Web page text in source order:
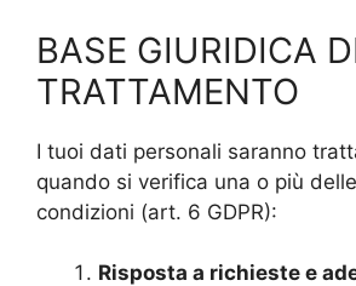
BASE GIURIDICA
TRATTAMENTO
I tuoi dati personali saranno
quando si verifica una o più
condizioni (art. 6 GDPR):
Risposta a richieste e